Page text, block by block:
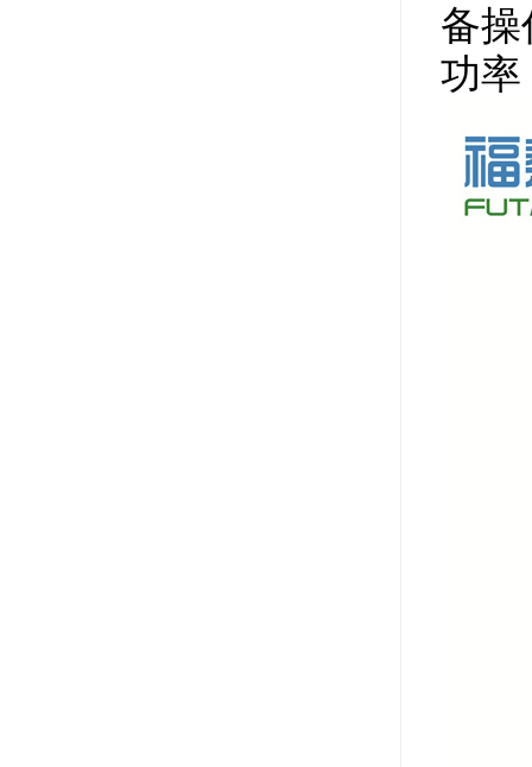
备
功率